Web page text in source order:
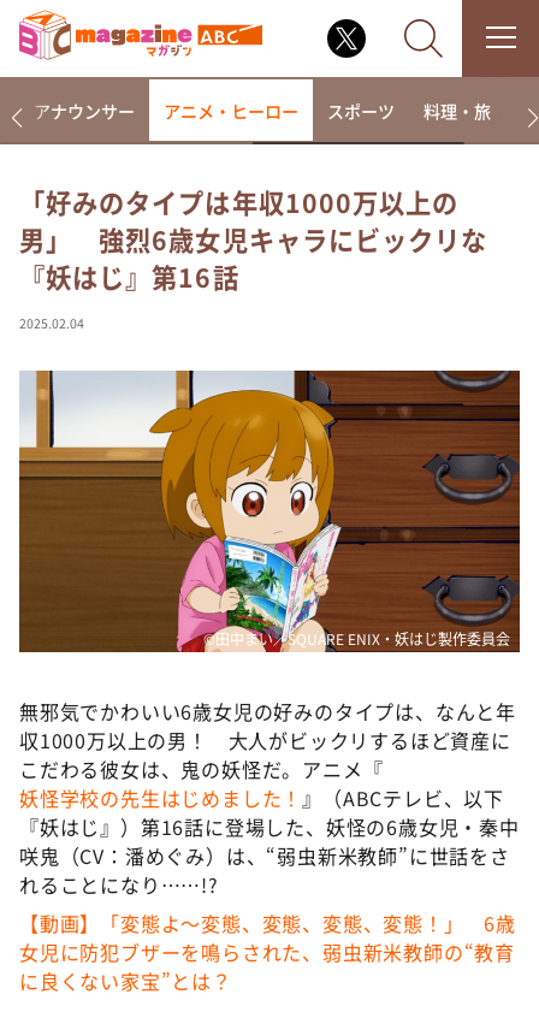
なるみ・岡村の過ぎるTV
相席食堂
これ余談なんですけど・・・
て真剣です
探偵！ナイトスクープ
news おかえり
河合＆A.B.C-Z塚田×福井アナ「なんでやねん！？」
（news おかえり）
DAIGOも台所 ～きょうの献立 何にする？～
本日はダイアンなり！シーズン２
朝だ！生です旅サラダ
ＬＩＦＥ～夢のカタチ～
新婚さんいらっしゃい！
ポツンと一軒家
ザキ山小屋本館
ぺこぱのまるスポ
アナ回覧板
アナウンサー アニメ・ヒーロー スポーツ 料理・旅
「好みのタイプは年収1000万以上の
男」 強烈6歳女児キャラにビックリな
『妖はじ』第16話
2025.02.04
©田中まい／SQUARE ENIX・妖はじ製作委員会
無邪気でかわいい6歳女児の好みのタイプは、なんと年
収1000万以上の男！ 大人がビックリするほど資産に
こだわる彼女は、鬼の妖怪だ。アニメ『
妖怪学校の先生はじめました！』（ABCテレビ、以下
『妖はじ』）第16話に登場した、妖怪の6歳女児・秦中
咲鬼（CV：潘めぐみ）は、“弱虫新米教師”に世話をさ
れることになり……!?
【動画】「変態よ～変態、変態、変態、変態！」 6歳
女児に防犯ブザーを鳴らされた、弱虫新米教師の“教育
に良くない家宝”とは？